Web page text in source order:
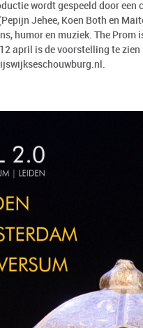
wordt gespeeld door
Jehee, Koen Both en
humor en muziek. The Prom
april is de voorstelling te